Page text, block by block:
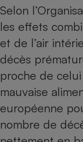
Selon
les effets
et de l’air
décès
proche de
mauvaise
européenne
nombre de